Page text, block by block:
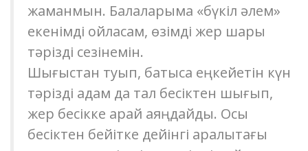
жаманмын. Балаларыма «бүкіл әлем»
екенімді ойласам, өзімді жер шары
тәрізді сезінемін.
Шығыстан туып, батысқа еңкейетін күн
тәрізді адам да тал бесіктен шығып,
жер бесікке қарай аяңдайды. Осы
бесіктен бейітке дейінгі аралықтағы